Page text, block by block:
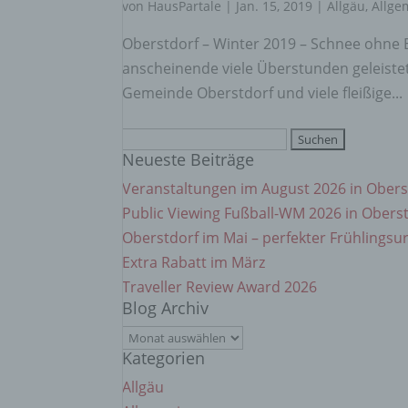
von HausPartale | Jan. 15, 2019 | Allgäu,
Oberstdorf – Winter 2019 – Schnee
anscheinende viele Überstunden
Gemeinde Oberstdorf und viele fleißige...
nach:
Neueste Beiträge
Veranstaltungen im August 2026 in
Public Viewing Fußball-WM 2026 in
Oberstdorf im Mai – perfekter
Extra Rabatt im März
Traveller Review Award 2026
Blog Archiv
Blog
Archiv
Kategorien
Allgäu
e)